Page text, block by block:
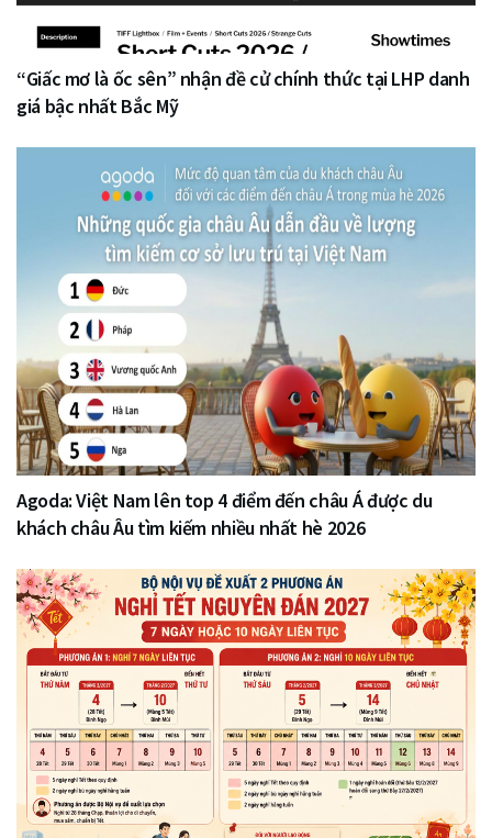
“Giấc mơ là ốc sên” nhận đề cử chính thức tại LHP danh
giá bậc nhất Bắc Mỹ
Agoda: Việt Nam lên top 4 điểm đến châu Á được du
khách châu Âu tìm kiếm nhiều nhất hè 2026